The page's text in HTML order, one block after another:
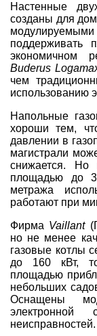
Настенные
созданы для
поддерживать
экономичном
Buderus
чем
использованию
Напольные
хороши тем,
давлении в
магистрали
снижается. Но
площадью до
метража
работают при
Фирма Vaillant
но не менее
газовые котлы
до 160 кВт,
площадью
небольших
Оснащены
электронной
неисправностей.